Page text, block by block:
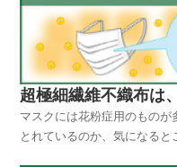
超極細繊維不織布は
マスクには花粉症用のもの
とれているのか、気になると